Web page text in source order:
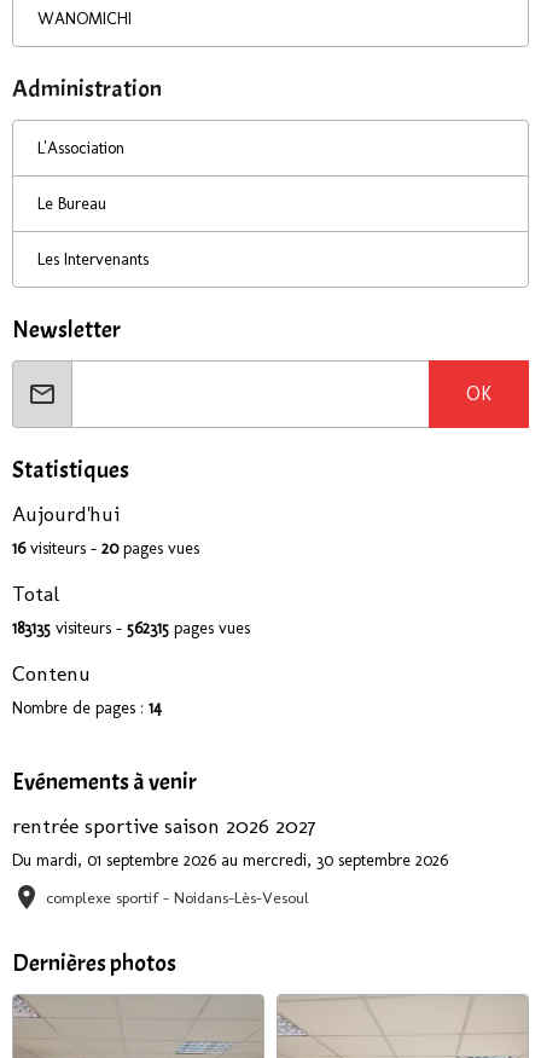
WANOMICHI
Administration
L'Association
Le Bureau
Les Intervenants
Newsletter
OK
Statistiques
Aujourd'hui
16visiteurs - 20pages vues
Total
183135 visiteurs - 562315 pages vues
Contenu
Nombre de pages : 14
Evénements à venir
rentrée sportive saison 2026 2027
Du mardi, 01 septembre 2026 au mercredi, 30 septembre 2026
complexe sportif - Noidans-Lès-Vesoul
Dernières photos